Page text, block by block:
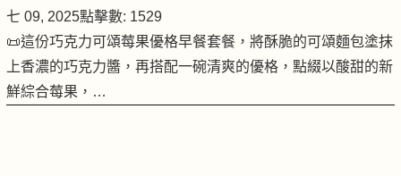
七 09, 2025點擊數: 1529
📜這份巧克力可頌莓果優格早餐套餐，將酥脆的可頌麵包塗抹
上香濃的巧克力醬，再搭配一碗清爽的優格，點綴以酸甜的新
鮮綜合莓果，…